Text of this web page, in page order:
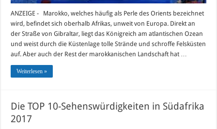
ANZEIGE - Marokko, welches häufig als Perle des Orients bezeichnet
wird, befindet sich oberhalb Afrikas, unweit von Europa. Direkt an
der Straße von Gibraltar, liegt das Königreich am atlantischen Ozean
und weist durch die Küstenlage tolle Strände und schroffe Felsküsten
auf. Aber auch der Rest der marokkanischen Landschaft hat …
Weiterlesen »
Die TOP 10-Sehenswürdigkeiten in Südafrika
2017